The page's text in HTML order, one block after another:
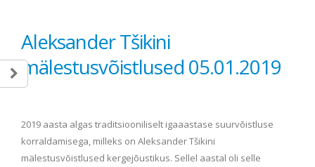
Aleksander Tšikini
mälestusvõistlused 05.01.2019
2019 aasta algas traditsiooniliselt igaaastase suurvõistluse
korraldamisega, milleks on Aleksander Tšikini
mälestusvõistlused kergejõustikus. Sellel aastal oli selle